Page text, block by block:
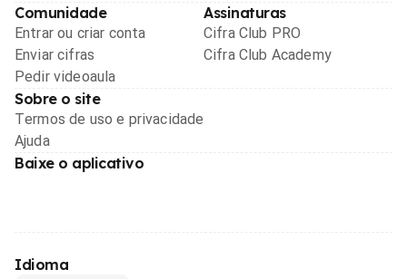
Comunidade
Entrar ou criar conta
Enviar cifras
Pedir videoaula
Assinaturas
Cifra Club PRO
Cifra Club Academy
Sobre o site
Termos de uso e privacidade
Ajuda
Baixe o aplicativo
Idioma